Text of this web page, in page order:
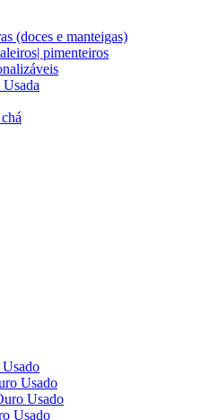
(doces e manteigas)
pimenteiros
Usada
Usado
Usado
Usado